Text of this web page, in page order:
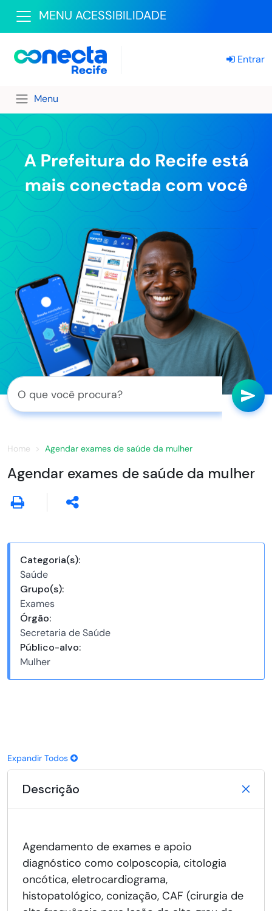
MENU ACESSIBILIDADE
Entrar
Menu
Home Agendar exames de saúde da mulher
Agendar exames de saúde da mulher
Categoria(s):
Saúde
Grupo(s):
Exames
Órgão:
Secretaria de Saúde
Público-alvo:
Mulher
Expandir Todos
Descrição
Agendamento de exames e apoio
diagnóstico como colposcopia, citologia
oncótica, eletrocardiograma,
histopatológico, conização, CAF (cirurgia de